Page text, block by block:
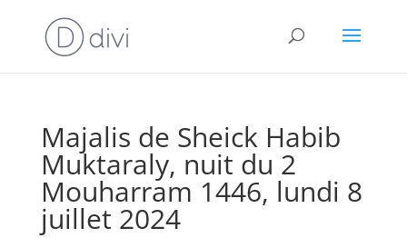
Majalis de Sheick Habib
Muktaraly, nuit du 2
Mouharram 1446, lundi 8
juillet 2024